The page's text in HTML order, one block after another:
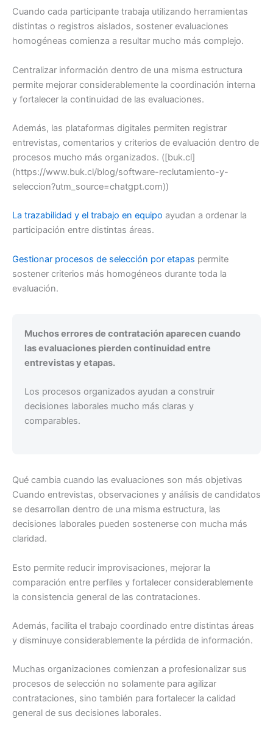
Cuando cada participante trabaja utilizando herramientas
distintas o registros aislados, sostener evaluaciones
homogéneas comienza a resultar mucho más complejo.
Centralizar información dentro de una misma estructura
permite mejorar considerablemente la coordinación interna
y fortalecer la continuidad de las evaluaciones.
Además, las plataformas digitales permiten registrar
entrevistas, comentarios y criterios de evaluación dentro de
procesos mucho más organizados. ([buk.cl]
(https://www.buk.cl/blog/software-reclutamiento-y-
seleccion?utm_source=chatgpt.com))
La trazabilidad y el trabajo en equipo ayudan a ordenar la
participación entre distintas áreas.
Gestionar procesos de selección por etapas permite
sostener criterios más homogéneos durante toda la
evaluación.
Muchos errores de contratación aparecen cuando
las evaluaciones pierden continuidad entre
entrevistas y etapas.
Los procesos organizados ayudan a construir
decisiones laborales mucho más claras y
comparables.
Qué cambia cuando las evaluaciones son más objetivas
Cuando entrevistas, observaciones y análisis de candidatos
se desarrollan dentro de una misma estructura, las
decisiones laborales pueden sostenerse con mucha más
claridad.
Esto permite reducir improvisaciones, mejorar la
comparación entre perfiles y fortalecer considerablemente
la consistencia general de las contrataciones.
Además, facilita el trabajo coordinado entre distintas áreas
y disminuye considerablemente la pérdida de información.
Muchas organizaciones comienzan a profesionalizar sus
procesos de selección no solamente para agilizar
contrataciones, sino también para fortalecer la calidad
general de sus decisiones laborales.